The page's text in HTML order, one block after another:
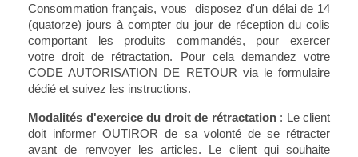
Consommation français, vous disposez d'un délai de 14
(quatorze) jours à compter du jour de réception du colis
comportant les produits commandés, pour exercer
votre droit de rétractation. Pour cela demandez votre
CODE AUTORISATION DE RETOUR via le formulaire
dédié et suivez les instructions.
Modalités d'exercice du droit de rétractation : Le client
doit informer OUTIROR de sa volonté de se rétracter
avant de renvoyer les articles. Le client qui souhaite